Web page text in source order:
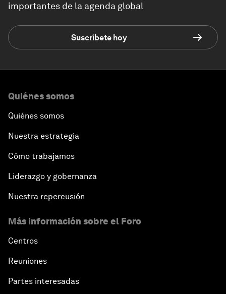
importantes de la agenda global
Suscríbete hoy
Quiénes somos
Quiénes somos
Nuestra estrategia
Cómo trabajamos
Liderazgo y gobernanza
Nuestra repercusión
Más información sobre el Foro
Centros
Reuniones
Partes interesadas